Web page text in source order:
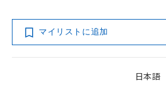
マイリストに追加
日本語